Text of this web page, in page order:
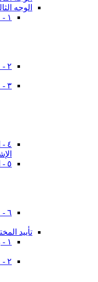
الوجه
١ - صحيحة زرارة الاولى:
٢ - صحيحة زرارة الثانية:
٣ - صحيحة زرارة الثالثة:
٤ -
٥ - الاستدلال برواية الخصال و رواية اخرى:
٦ - مكاتبة علي بن محمد القاساني:
تأييد
١ - رواية عبد الله بن سنان:
٢ - موثقة عمار: